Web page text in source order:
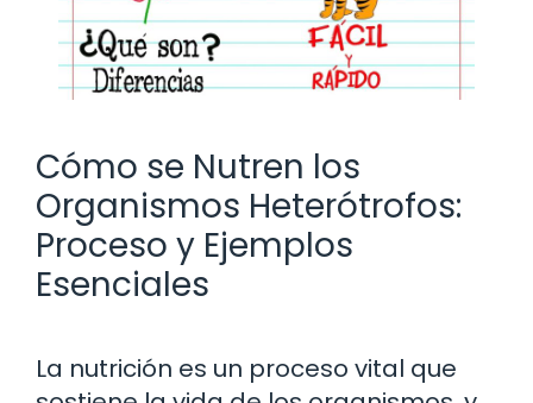
Cómo se Nutren los
Organismos Heterótrofos:
Proceso y Ejemplos
Esenciales
La nutrición es un proceso vital que